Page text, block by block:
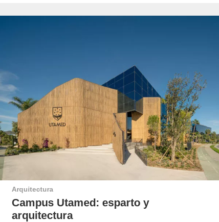
Arquitectura
Campus Utamed: esparto y
arquitectura